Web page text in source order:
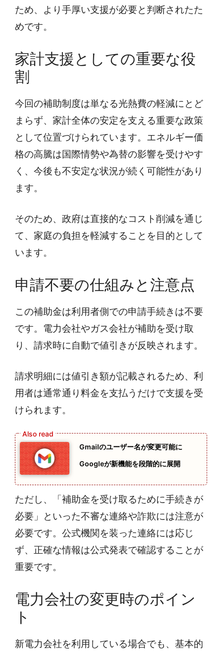
ため、より手厚い支援が必要と判断されたた
めです。
家計支援としての重要な役
割
今回の補助制度は単なる光熱費の軽減にとど
まらず、家計全体の安定を支える重要な政策
として位置づけられています。エネルギー価
格の高騰は国際情勢や為替の影響を受けやす
く、今後も不安定な状況が続く可能性があり
ます。
そのため、政府は直接的なコスト削減を通じ
て、家庭の負担を軽減することを目的として
います。
申請不要の仕組みと注意点
この補助金は利用者側での申請手続きは不要
です。電力会社やガス会社が補助を受け取
り、請求時に自動で値引きが反映されます。
請求明細には値引き額が記載されるため、利
用者は通常通り料金を支払うだけで支援を受
けられます。
Gmailのユーザー名が変更可能に
Googleが新機能を段階的に展開
ただし、「補助金を受け取るために手続きが
必要」といった不審な連絡や詐欺には注意が
必要です。公式機関を装った連絡には応じ
ず、正確な情報は公式発表で確認することが
重要です。
電力会社の変更時のポイン
ト
新電力会社を利用している場合でも、基本的